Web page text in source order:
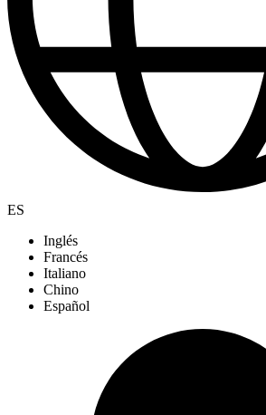
ES
Inglés
Francés
Italiano
Chino
Español